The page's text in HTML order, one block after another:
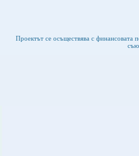
Проектът се осъществява с финансовата